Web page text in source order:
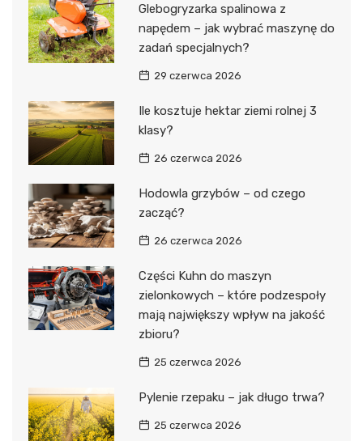
Glebogryzarka spalinowa z
napędem – jak wybrać maszynę do
zadań specjalnych?
29 czerwca 2026
Ile kosztuje hektar ziemi rolnej 3
klasy?
26 czerwca 2026
Hodowla grzybów – od czego
zacząć?
26 czerwca 2026
Części Kuhn do maszyn
zielonkowych – które podzespoły
mają największy wpływ na jakość
zbioru?
25 czerwca 2026
Pylenie rzepaku – jak długo trwa?
25 czerwca 2026